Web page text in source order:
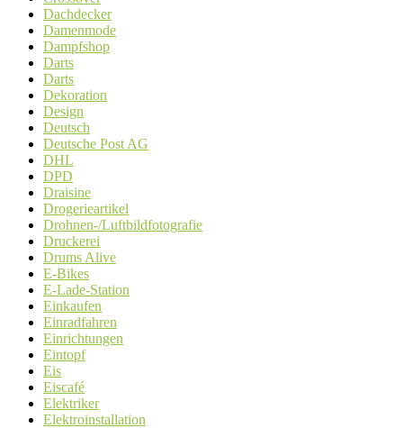
Dachdecker
Damenmode
Dampfshop
Darts
Darts
Dekoration
Design
Deutsch
Deutsche Post AG
DHL
DPD
Draisine
Drogerieartikel
Drohnen-/Luftbildfotografie
Druckerei
Drums Alive
E-Bikes
E-Lade-Station
Einkaufen
Einradfahren
Einrichtungen
Eintopf
Eis
Eiscafé
Elektriker
Elektroinstallation